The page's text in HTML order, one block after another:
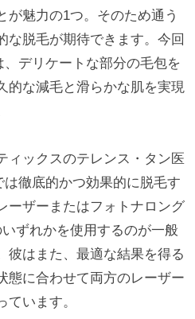
が魅力の1つ。そのため通う
な脱毛が期待できます。今回
デリケートな部分の毛包を
的な減毛と滑らかな肌を実現
ィックスのテレンス・タン医
徹底的かつ効果的に脱毛す
ーザーまたはフォトナロング
ずれかを使用するのが一般
彼はまた、最適な結果を得る
態に合わせて両方のレーザー
ています。